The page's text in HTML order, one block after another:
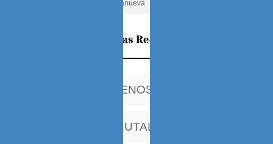
villanueva
Entradas Recientes
MIS AÑOS CHILENOS
¿CHILE PAIS BRUTAL?